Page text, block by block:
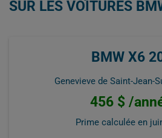
SUR LES VOITURES
BMW X6
Genevieve de Saint-Jean-
456 $ /
Prime calculée en